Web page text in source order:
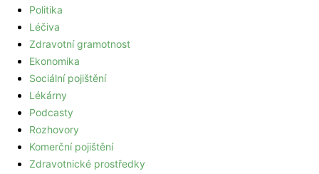
Politika
Léčiva
Zdravotní gramotnost
Ekonomika
Sociální pojištění
Lékárny
Podcasty
Rozhovory
Komerční pojištění
Zdravotnické prostředky